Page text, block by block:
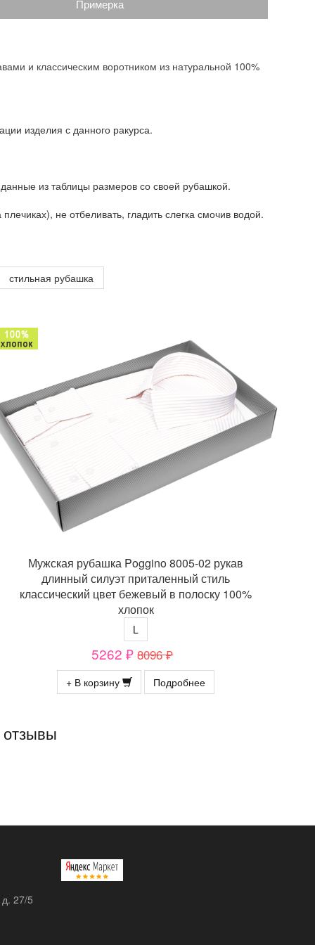
Примерка
и классическим воротником из натуральной 100%
изделия с данного ракурса.
из таблицы размеров со своей рубашкой.
не отбеливать, гладить слегка смочив водой.
стильная рубашка
Мужская рубашка Poggino 8005-02 рукав
длинный силуэт приталенный стиль
классический цвет бежевый в полоску 100%
хлопок
L
5262 ₽ 8096 ₽
+ В корзину Подробнее
27/5